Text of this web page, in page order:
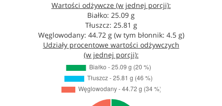
Wartości odżywcze (w jednej porcji):
Białko: 25.09 g
Tłuszcz: 25.81 g
Węglowodany: 44.72 g (w tym błonnik: 4.5 g)
Udziały procentowe wartości odżywczych
(w jednej porcji):